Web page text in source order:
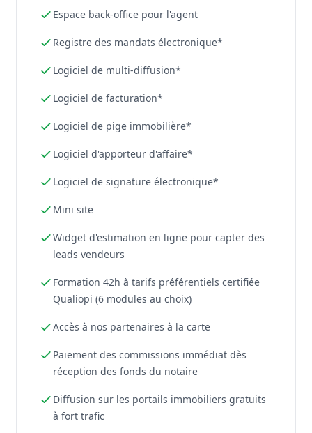
Espace back-office pour l'agent
Registre des mandats électronique*
Logiciel de multi-diffusion*
Logiciel de facturation*
Logiciel de pige immobilière*
Logiciel d'apporteur d'affaire*
Logiciel de signature électronique*
Mini site
Widget d'estimation en ligne pour capter des
leads vendeurs
Formation 42h à tarifs préférentiels certifiée
Qualiopi (6 modules au choix)
Accès à nos partenaires à la carte
Paiement des commissions immédiat dès
réception des fonds du notaire
Diffusion sur les portails immobiliers gratuits
à fort trafic